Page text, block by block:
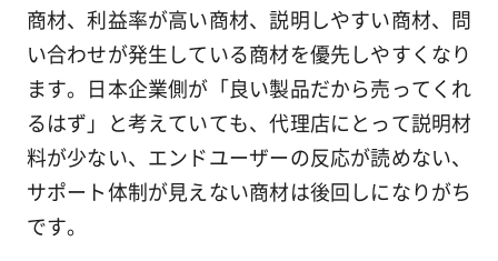
商材、利益率が高い商材、説明しやすい商材、問
い合わせが発生している商材を優先しやすくなり
ます。日本企業側が「良い製品だから売ってくれ
るはず」と考えていても、代理店にとって説明材
料が少ない、エンドユーザーの反応が読めない、
サポート体制が見えない商材は後回しになりがち
です。